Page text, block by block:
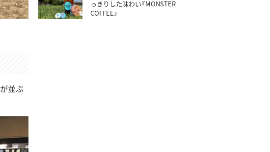
が並ぶ
っきりした味わい『MONSTER
COFFEE』